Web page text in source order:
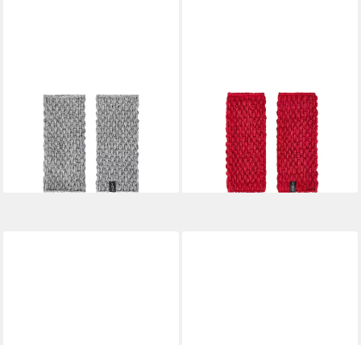
Perl AP725 (1 Paar, 1-St., 1
Paar) praktisches Daumenloch
22,90 €
(22,90 €/ 1 Paar)
lieferbar - in 3-4 Werktagen bei dir
Perl AP715 (1 Paar, 1-St., 1
Paar) praktisches Daumenloch
22,90 €
(22,90 €/ 1 Paar)
lieferbar - in 3-4 Werktagen bei dir